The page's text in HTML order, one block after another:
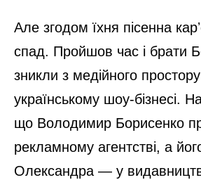
Але згодом їхня пісенна
спад. Пройшов час і брати
зникли з медійного
українському шоу-бізнесі.
що Володимир Борисенко
рекламному агентстві, а
Олександра — у